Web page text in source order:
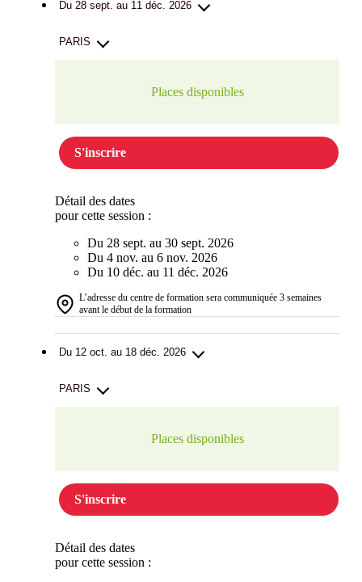
Du 28 sept. au 11 déc. 2026
PARIS
Places disponibles
S'inscrire
Détail des dates
pour cette session :
Du 28 sept. au 30 sept. 2026
Du 4 nov. au 6 nov. 2026
Du 10 déc. au 11 déc. 2026
L’adresse du centre de formation sera communiquée 3 semaines
avant le début de la formation
Du 12 oct. au 18 déc. 2026
PARIS
Places disponibles
S'inscrire
Détail des dates
pour cette session :